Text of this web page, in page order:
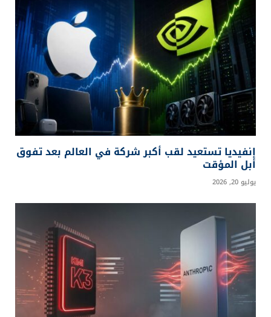
إنفيديا تستعيد لقب أكبر شركة في العالم بعد تفوق
أبل المؤقت
يوليو 20, 2026